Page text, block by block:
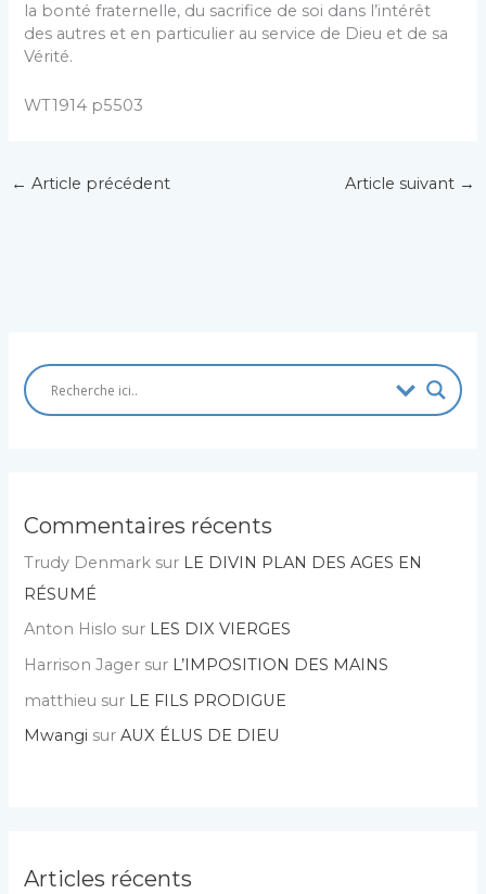
la bonté fraternelle, du sacrifice de soi dans l’intérêt
des autres et en particulier au service de Dieu et de sa
Vérité.
WT1914 p5503
← Article précédent Article suivant →
Commentaires récents
Trudy Denmark sur LE DIVIN PLAN DES AGES EN
RÉSUMÉ
Anton Hislo sur LES DIX VIERGES
Harrison Jager sur L’IMPOSITION DES MAINS
matthieu sur LE FILS PRODIGUE
Mwangi surAUX ÉLUS DE DIEU
Articles récents